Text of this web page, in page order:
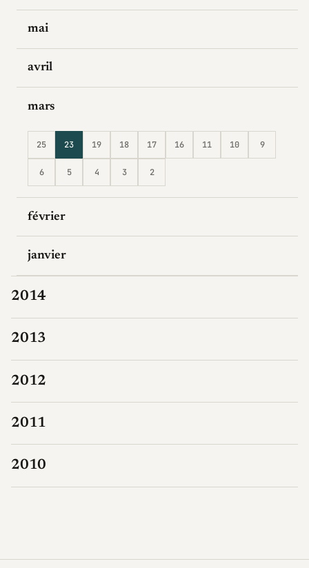
mai
avril
mars
25 23 19 18 17 16 11 10 9
6 5 4 3 2
février
janvier
2014
2013
2012
2011
2010